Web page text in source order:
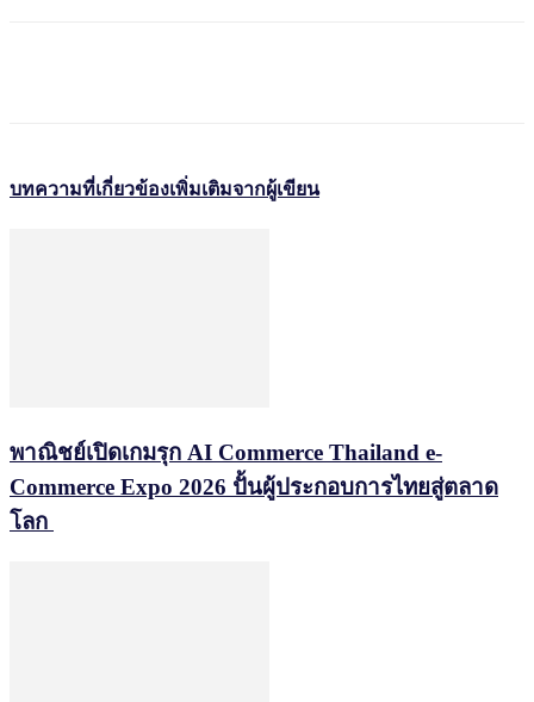
บทความที่เกี่ยวข้องเพิ่มเติมจากผู้เขียน
พาณิชย์เปิดเกมรุก AI Commerce Thailand e-
Commerce Expo 2026 ปั้นผู้ประกอบการไทยสู่ตลาด
โลก